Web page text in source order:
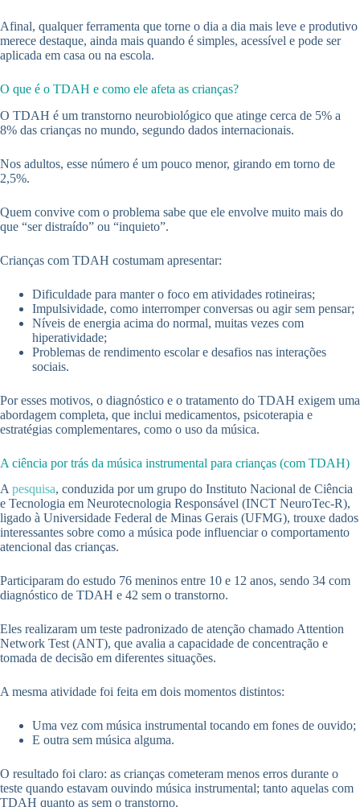
Afinal, qualquer ferramenta que torne o dia a dia mais leve e produtivo
merece destaque, ainda mais quando é simples, acessível e pode ser
aplicada em casa ou na escola.
O que é o TDAH e como ele afeta as crianças?
O TDAH é um transtorno neurobiológico que atinge cerca de 5% a
8% das crianças no mundo, segundo dados internacionais.
Nos adultos, esse número é um pouco menor, girando em torno de
2,5%.
Quem convive com o problema sabe que ele envolve muito mais do
que “ser distraído” ou “inquieto”.
Crianças com TDAH costumam apresentar:
Dificuldade para manter o foco em atividades rotineiras;
Impulsividade, como interromper conversas ou agir sem pensar;
Níveis de energia acima do normal, muitas vezes com
hiperatividade;
Problemas de rendimento escolar e desafios nas interações
sociais.
Por esses motivos, o diagnóstico e o tratamento do TDAH exigem uma
abordagem completa, que inclui medicamentos, psicoterapia e
estratégias complementares, como o uso da música.
A ciência por trás da música instrumental para crianças (com TDAH)
Apesquisa, conduzida por um grupo do Instituto Nacional de Ciência
e Tecnologia em Neurotecnologia Responsável (INCT NeuroTec-R),
ligado à Universidade Federal de Minas Gerais (UFMG), trouxe dados
interessantes sobre como a música pode influenciar o comportamento
atencional das crianças.
Participaram do estudo 76 meninos entre 10 e 12 anos, sendo 34 com
diagnóstico de TDAH e 42 sem o transtorno.
Eles realizaram um teste padronizado de atenção chamado Attention
Network Test (ANT), que avalia a capacidade de concentração e
tomada de decisão em diferentes situações.
A mesma atividade foi feita em dois momentos distintos:
Uma vez com música instrumental tocando em fones de ouvido;
E outra sem música alguma.
O resultado foi claro: as crianças cometeram menos erros durante o
teste quando estavam ouvindo música instrumental; tanto aquelas com
TDAH quanto as sem o transtorno.